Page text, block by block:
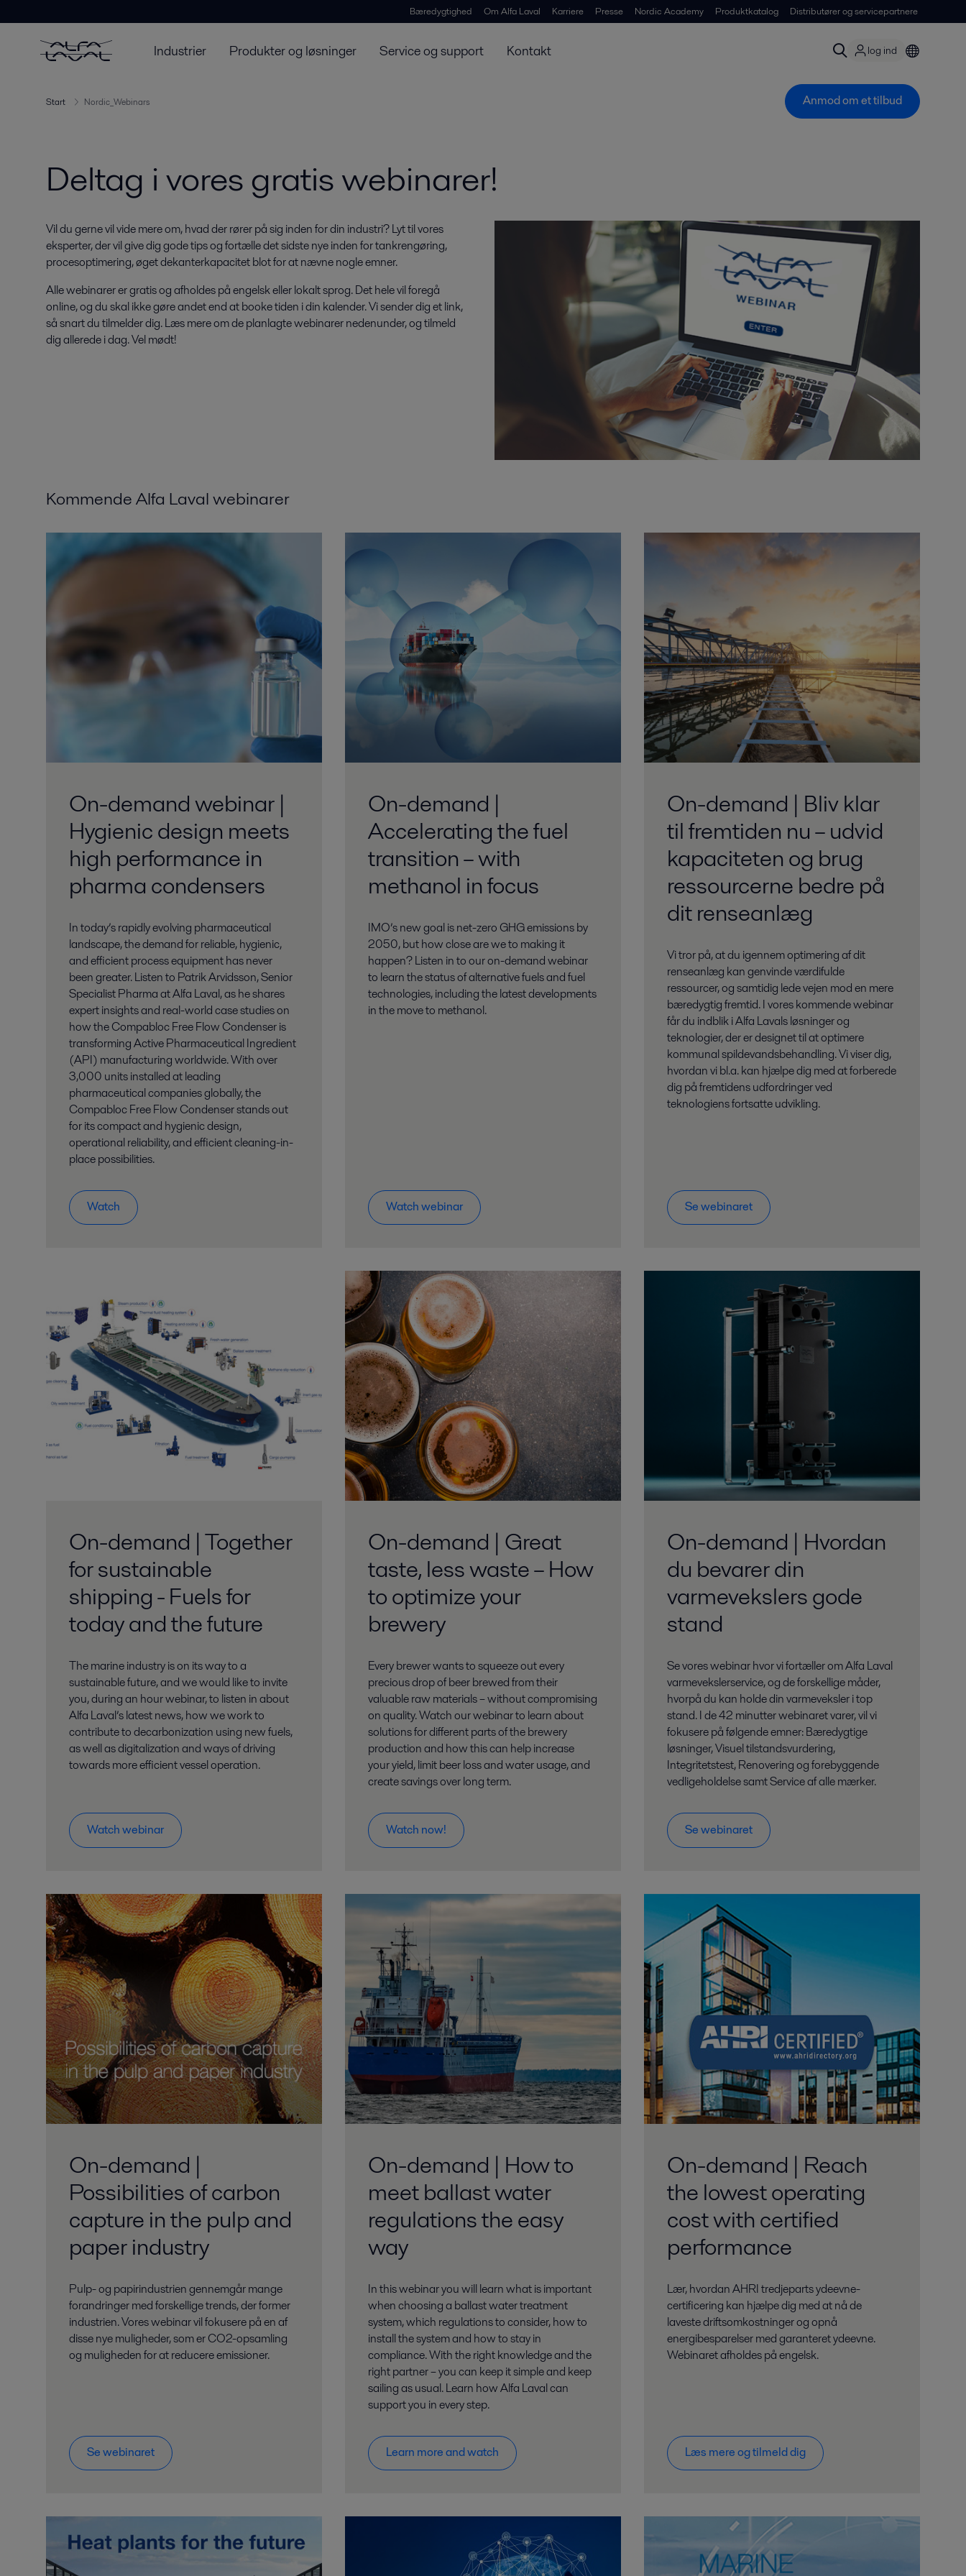
Bæredygtighed Om Alfa Laval Karriere Presse Nordic Academy Produktkatalog Distributører og servicepartnere
Industrier Produkter og løsninger Service og support Kontakt log ind
Start Nordic_Webinars Anmod om et tilbud
Deltag i vores gratis webinarer!
Vil du gerne vil vide mere om, hvad der rører på sig inden for din industri? Lyt til vores
eksperter, der vil give dig gode tips og fortælle det sidste nye inden for tankrengøring,
procesoptimering, øget dekanterkapacitet blot for at nævne nogle emner.
Alle webinarer er gratis og afholdes på engelsk eller lokalt sprog. Det hele vil foregå
online, og du skal ikke gøre andet end at booke tiden i din kalender. Vi sender dig et link,
så snart du tilmelder dig. Læs mere om de planlagte webinarer nedenunder, og tilmeld
dig allerede i dag. Vel mødt!
Kommende Alfa Laval webinarer
On-demand webinar |
Hygienic design meets
high performance in
pharma condensers
In today’s rapidly evolving pharmaceutical
landscape, the demand for reliable, hygienic,
and efficient process equipment has never
been greater. Listen to Patrik Arvidsson, Senior
Specialist Pharma at Alfa Laval, as he shares
expert insights and real-world case studies on
how the Compabloc Free Flow Condenser is
transforming Active Pharmaceutical Ingredient
(API) manufacturing worldwide. With over
3,000 units installed at leading
pharmaceutical companies globally, the
Compabloc Free Flow Condenser stands out
for its compact and hygienic design,
operational reliability, and efficient cleaning-in-
place possibilities.
Watch
On-demand |
Accelerating the fuel
transition – with
methanol in focus
IMO’s new goal is net-zero GHG emissions by
2050, but how close are we to making it
happen? Listen in to our on-demand webinar
to learn the status of alternative fuels and fuel
technologies, including the latest developments
in the move to methanol.
Watch webinar
On-demand | Bliv klar
til fremtiden nu – udvid
kapaciteten og brug
ressourcerne bedre på
dit renseanlæg
Vi tror på, at du igennem optimering af dit
renseanlæg kan genvinde værdifulde
ressourcer, og samtidig lede vejen mod en mere
bæredygtig fremtid. I vores kommende webinar
får du indblik i Alfa Lavals løsninger og
teknologier, der er designet til at optimere
kommunal spildevandsbehandling. Vi viser dig,
hvordan vi bl.a. kan hjælpe dig med at forberede
dig på fremtidens udfordringer ved
teknologiens fortsatte udvikling.
Se webinaret
On-demand | Together
for sustainable
shipping - Fuels for
today and the future
The marine industry is on its way to a
sustainable future, and we would like to invite
you, during an hour webinar, to listen in about
Alfa Laval’s latest news, how we work to
contribute to decarbonization using new fuels,
as well as digitalization and ways of driving
towards more efficient vessel operation.
Watch webinar
On-demand | Great
taste, less waste – How
to optimize your
brewery
Every brewer wants to squeeze out every
precious drop of beer brewed from their
valuable raw materials – without compromising
on quality. Watch our webinar to learn about
solutions for different parts of the brewery
production and how this can help increase
your yield, limit beer loss and water usage, and
create savings over long term.
Watch now!
On-demand | Hvordan
du bevarer din
varmevekslers gode
stand
Se vores webinar hvor vi fortæller om Alfa Laval
varmevekslerservice, og de forskellige måder,
hvorpå du kan holde din varmeveksler i top
stand. I de 42 minutter webinaret varer, vil vi
fokusere på følgende emner: Bæredygtige
løsninger, Visuel tilstandsvurdering,
Integritetstest, Renovering og forebyggende
vedligeholdelse samt Service af alle mærker.
Se webinaret
On-demand |
Possibilities of carbon
capture in the pulp and
paper industry
Pulp- og papirindustrien gennemgår mange
forandringer med forskellige trends, der former
industrien. Vores webinar vil fokusere på en af
disse nye muligheder, som er CO2-opsamling
og muligheden for at reducere emissioner.
Se webinaret
On-demand | How to
meet ballast water
regulations the easy
way
In this webinar you will learn what is important
when choosing a ballast water treatment
system, which regulations to consider, how to
install the system and how to stay in
compliance. With the right knowledge and the
right partner – you can keep it simple and keep
sailing as usual. Learn how Alfa Laval can
support you in every step.
Learn more and watch
On-demand | Reach
the lowest operating
cost with certified
performance
Lær, hvordan AHRI tredjeparts ydeevne-
certificering kan hjælpe dig med at nå de
laveste driftsomkostninger og opnå
energibesparelser med garanteret ydeevne.
Webinaret afholdes på engelsk.
Læs mere og tilmeld dig